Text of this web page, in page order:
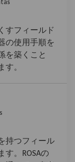
すフィールド
の使用手順を
を築くこと
す。
持つフィール
す。ROSAの